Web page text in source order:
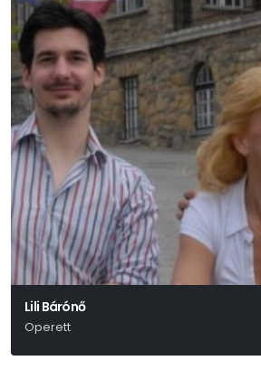
Lili Bárónő
Operett